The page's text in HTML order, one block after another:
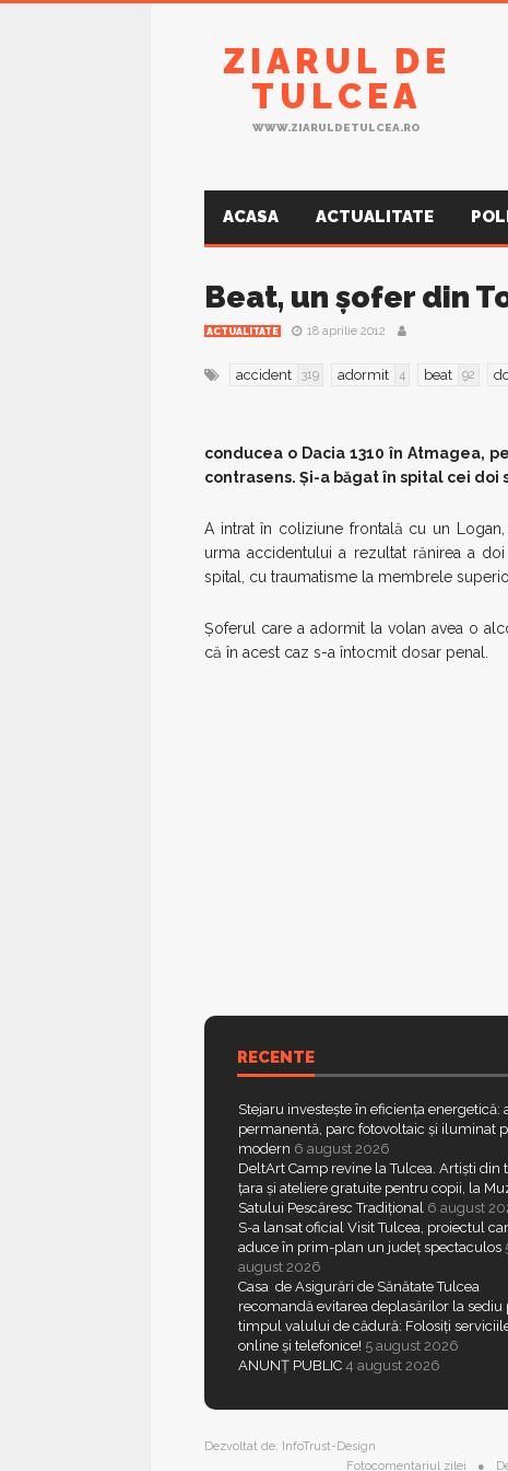
ZIARUL DE
TULCEA
WWW.ZIARULDETULCEA.RO
ACASA ACTUALITATE
Beat, un şofer din
ACTUALITATE 18 aprilie 2012
accident 319 adormit 4 beat 92
conducea o Dacia 1310 în Atmagea,
contrasens. Şi-a băgat în spital cei doi
A intrat în coliziune frontală cu un
urma accidentului a rezultat rănirea a
spital, cu traumatisme la membrele
Şoferul care a adormit la volan avea o
că în acest caz s-a întocmit dosar penal.
RECENTE
Stejaru investește în eficiența energetică:
permanentă, parc fotovoltaic și iluminat
modern 6 august 2026
DeltArt Camp revine la Tulcea. Artiști din
țara și ateliere gratuite pentru copii, la
Satului Pescăresc Tradițional 6 august
S-a lansat oficial Visit Tulcea, proiectul
aduce în prim-plan un județ spectaculos
august 2026
Casa de Asigurări de Sănătate Tulcea
recomandă evitarea deplasărilor la sediu
timpul valului de cădură: Folosiți
online și telefonice! 5 august 2026
ANUNȚ PUBLIC 4 august 2026
Dezvoltat de: InfoTrust-Design
Fotocomentariul zilei